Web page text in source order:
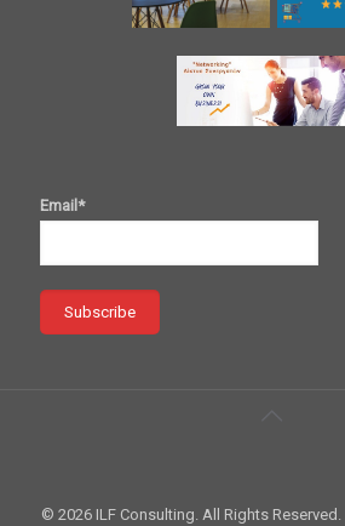
Email*
© 2026 ILF Consulting. All Rights Reserved.